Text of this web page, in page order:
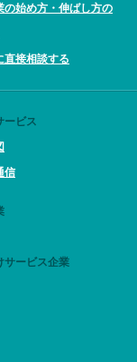
の始め方・伸ばし方の
直接相談する
ービス
信
サービス企業